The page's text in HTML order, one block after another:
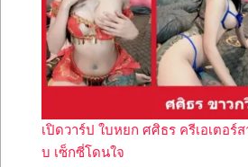
เปิดวาร์ป ใบหยก ศศิธร ครีเอเตอร์
บ เซ็กซี่โดนใจ